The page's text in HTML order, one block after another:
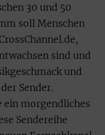
30 und 50
soll Menschen
sind und
und
Sender.
ein morgendliches
Sendereihe